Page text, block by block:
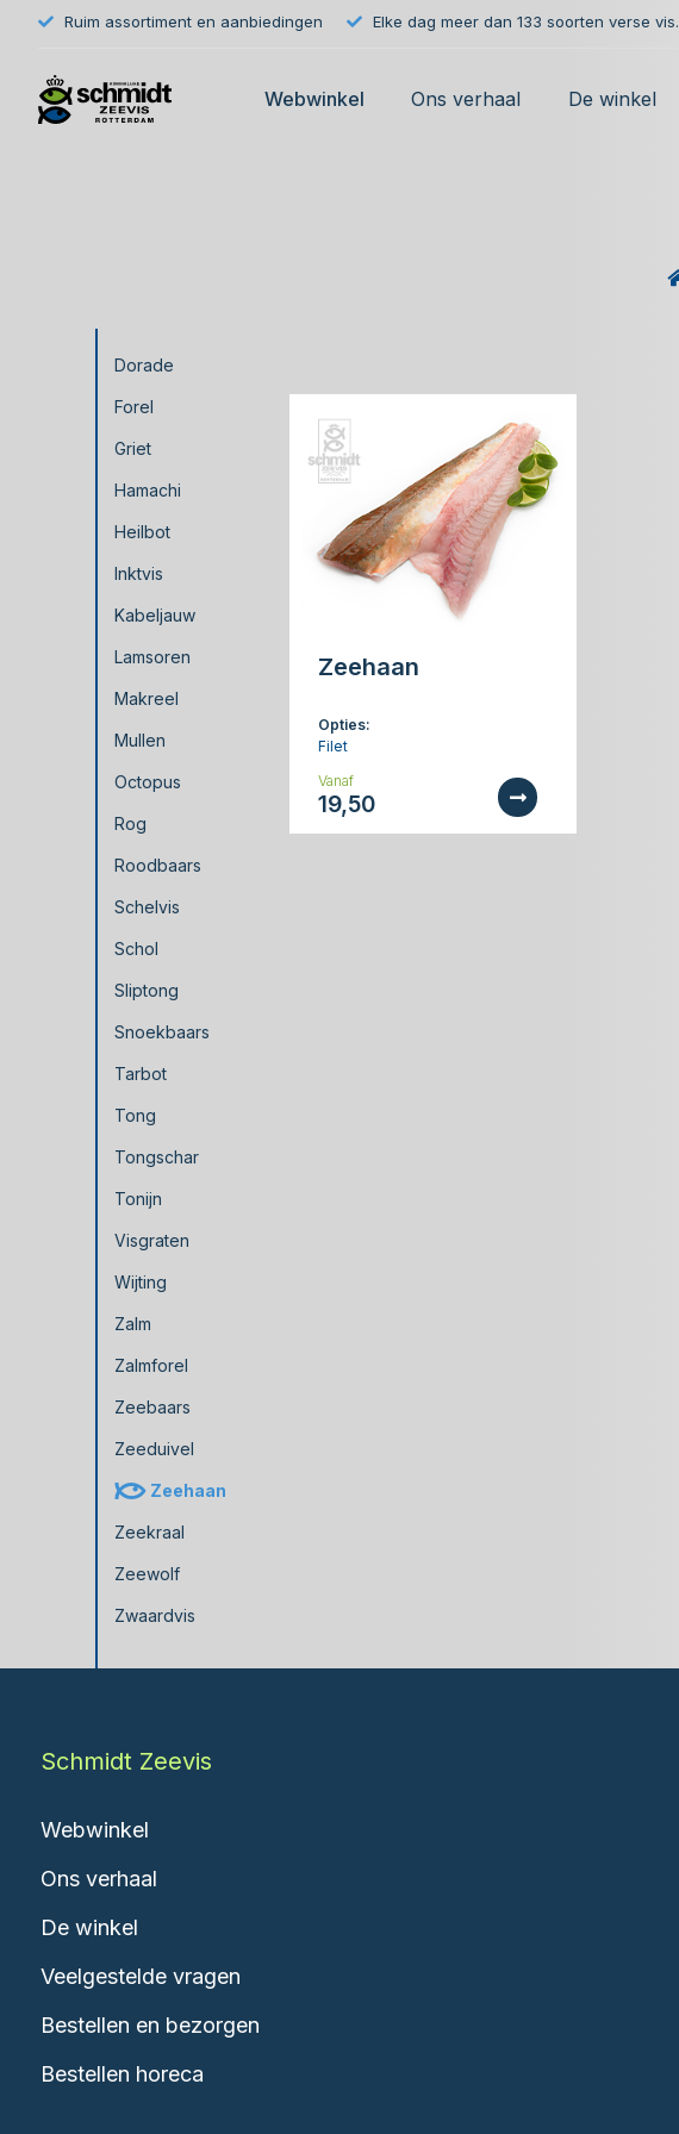
Ruim assortiment en aanbiedingen Elke dag meer dan 133 soorten verse vis.
Webwinkel Ons verhaal De winkel
Dorade
Forel
Griet
Hamachi
Heilbot
Inktvis
Kabeljauw
Lamsoren
Makreel
Mullen
Octopus
Rog
Roodbaars
Schelvis
Schol
Sliptong
Snoekbaars
Tarbot
Tong
Tongschar
Tonijn
Visgraten
Wijting
Zalm
Zalmforel
Zeebaars
Zeeduivel
Zeehaan
Zeekraal
Zeewolf
Zwaardvis
Zeehaan
Opties:
Filet
Vanaf
19,50
Schmidt Zeevis
Webwinkel
Ons verhaal
De winkel
Veelgestelde vragen
Bestellen en bezorgen
Bestellen horeca